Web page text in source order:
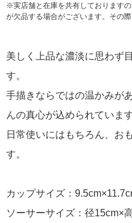
※実店舗と在庫を共有しております
が欠品する場合がございます。その
美しく上品な濃淡に思わず
す。
手描きならではの温かみが
んの真心が込められています
日常使いにはもちろん、お
す。
カップサイズ：
ソーサーサイズ：径15cm×